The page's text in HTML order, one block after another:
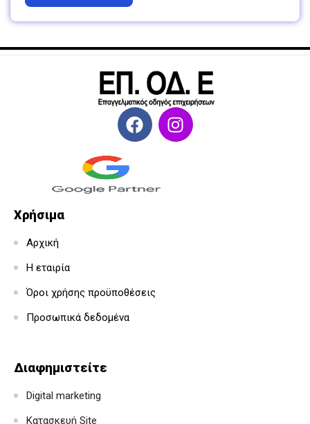
Χρήσιμα
Αρχική
Η εταιρία
Όροι χρήσης προϋποθέσεις
Προσωπικά δεδομένα
Διαφημιστείτε
Digital marketing
Κατασκευή Site